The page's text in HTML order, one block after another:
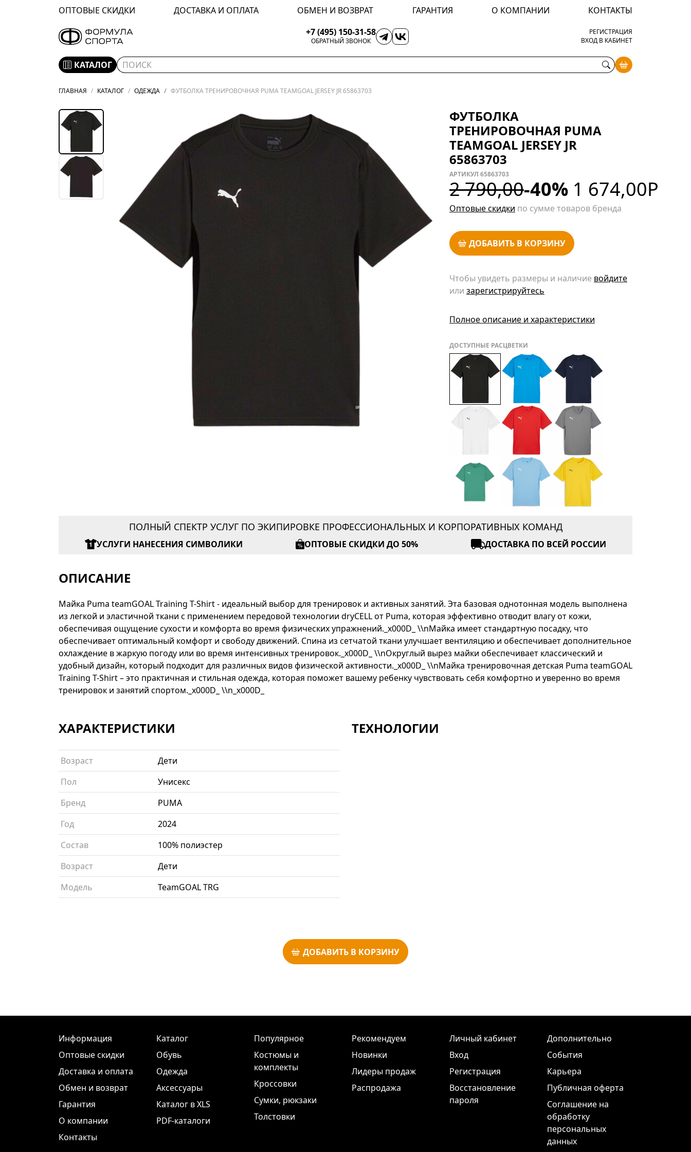
ОПТОВЫЕ СКИДКИ ДОСТАВКА И ОПЛАТА ОБМЕН И ВОЗВРАТ ГАРАНТИЯ О КОМПАНИИ
КОНТАКТЫ
+7 (495) 150-31-58
ОБРАТНЫЙ ЗВОНОК
РЕГИСТРАЦИЯ
ВХОД В КАБИНЕТ
КАТАЛОГ
ГЛАВНАЯ КАТАЛОГ ОДЕЖДА ФУТБОЛКА ТРЕНИРОВОЧНАЯ PUMA TEAMGOAL JERSEY JR 65863703
ФУТБОЛКА
ТРЕНИРОВОЧНАЯ PUMA
TEAMGOAL JERSEY JR
65863703
АРТИКУЛ 65863703
2 790,00-40% 1 674,00Р
Оптовые скидки по сумме товаров бренда
ДОБАВИТЬ В КОРЗИНУ
Чтобы увидеть размеры и наличие войдите
или зарегистрируйтесь
Полное описание и характеристики
ДОСТУПНЫЕ РАСЦВЕТКИ
ПОЛНЫЙ СПЕКТР УСЛУГ ПО ЭКИПИРОВКЕ ПРОФЕССИОНАЛЬНЫХ И КОРПОРАТИВНЫХ КОМАНД
УСЛУГИ НАНЕСЕНИЯ СИМВОЛИКИ ОПТОВЫЕ СКИДКИ ДО 50% ДОСТАВКА ПО ВСЕЙ РОССИИ
ОПИСАНИЕ
Майка Puma teamGOAL Training T-Shirt - идеальный выбор для тренировок и активных занятий. Эта базовая однотонная модель выполнена
из легкой и эластичной ткани с применением передовой технологии dryCELL от Puma, которая эффективно отводит влагу от кожи,
обеспечивая ощущение сухости и комфорта во время физических упражнений._x000D_ \\nМайка имеет стандартную посадку, что
обеспечивает оптимальный комфорт и свободу движений. Спина из сетчатой ткани улучшает вентиляцию и обеспечивает дополнительное
охлаждение в жаркую погоду или во время интенсивных тренировок._x000D_ \\nОкруглый вырез майки обеспечивает классический и
удобный дизайн, который подходит для различных видов физической активности._x000D_ \\nМайка тренировочная детская Puma teamGOAL
Training T-Shirt – это практичная и стильная одежда, которая поможет вашему ребенку чувствовать себя комфортно и уверенно во время
тренировок и занятий спортом._x000D_ \\n_x000D_
ХАРАКТЕРИСТИКИ
Возраст
Дети
Пол
Унисекс
Бренд
PUMA
Год
2024
Состав
100% полиэстер
Возраст
Дети
Модель
TeamGOAL TRG
ТЕХНОЛОГИИ
ДОБАВИТЬ В КОРЗИНУ
Информация
Оптовые скидки
Доставка и оплата
Обмен и возврат
Гарантия
О компании
Контакты
Каталог
Обувь
Одежда
Аксессуары
Каталог в XLS
PDF-каталоги
Популярное
Костюмы и
комплекты
Кроссовки
Сумки, рюкзаки
Толстовки
Рекомендуем
Новинки
Лидеры продаж
Распродажа
Личный кабинет
Вход
Регистрация
Восстановление
пароля
Дополнительно
События
Карьера
Публичная оферта
Соглашение на
обработку
персональных
данных